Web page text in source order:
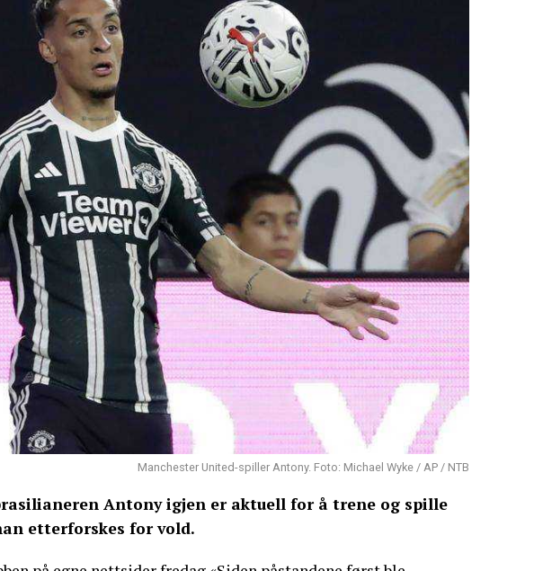
Manchester United-spiller Antony. Foto: Michael Wyke / AP / NTB
Antony igjen er aktuell for å trene og spille
etterforskes for vold.